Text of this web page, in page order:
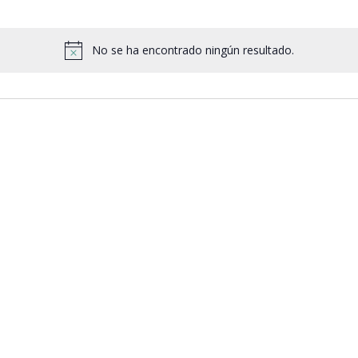
No se ha encontrado ningún resultado.